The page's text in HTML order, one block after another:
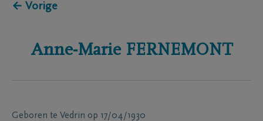
← Vorige
Anne-Marie FERNEMONT
Geboren te Vedrin op 17/04/1930